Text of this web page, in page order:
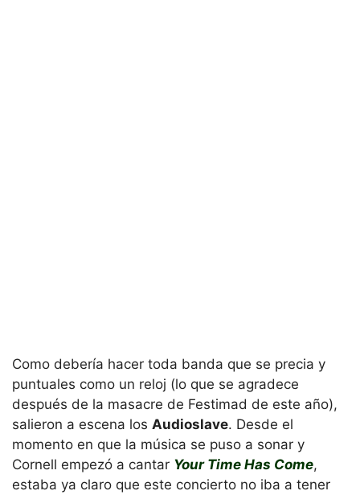
Como debería hacer toda banda que se precia y
puntuales como un reloj (lo que se agradece
después de la masacre de Festimad de este año),
salieron a escena los Audioslave. Desde el
momento en que la música se puso a sonar y
Cornell empezó a cantar Your Time Has Come,
estaba ya claro que este concierto no iba a tener